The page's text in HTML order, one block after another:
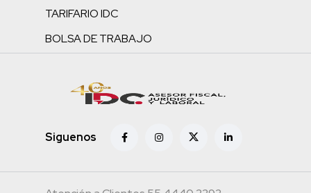
TARIFARIO IDC
BOLSA DE TRABAJO
Siguenos